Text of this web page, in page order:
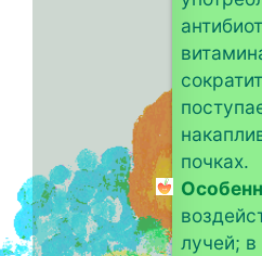
почках.
лучей;